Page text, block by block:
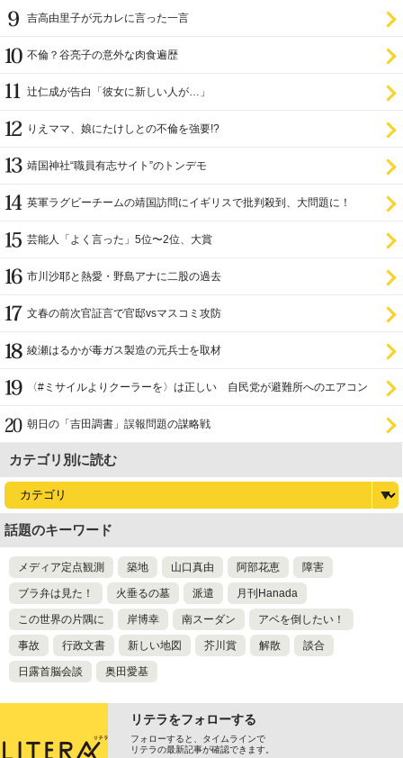
吉高由里子が元カレに言った一言
不倫？谷亮子の意外な肉食遍歴
辻仁成が告白「彼女に新しい人が…」
りえママ、娘にたけしとの不倫を強要!?
靖国神社“職員有志サイト”のトンデモ
英軍ラグビーチームの靖国訪問にイギリスで批判殺到、大問題に！
芸能人「よく言った」5位〜2位、大賞
市川沙耶と熱愛・野島アナに二股の過去
文春の前次官証言で官邸vsマスコミ攻防
綾瀬はるかが毒ガス製造の元兵士を取材
〈#ミサイルよりクーラーを〉は正しい 自民党が避難所へのエアコン
朝日の「吉田調書」誤報問題の謀略戦
カテゴリ別に読む
話題のキーワード
メディア定点観測 築地 山口真由 阿部花恵 障害
ブラ弁は見た！ 火垂るの墓 派遣 月刊Hanada
この世界の片隅に 岸博幸 南スーダン アベを倒したい！
事故 行政文書 新しい地図 芥川賞 解散 談合
日露首脳会談 奥田愛基
リテラをフォローする
フォローすると、タイムラインで
リテラの最新記事が確認できます。